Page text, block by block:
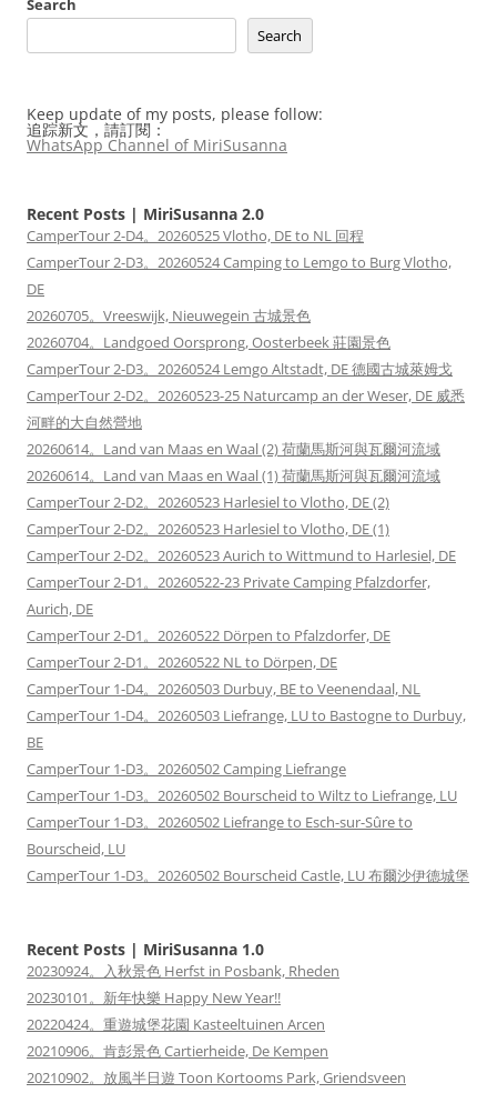
Search
Search
Keep update of my posts, please follow:
追踪新文，請訂閱：
WhatsApp Channel of MiriSusanna
Recent Posts | MiriSusanna 2.0
CamperTour 2-D4。20260525 Vlotho, DE to NL 回程
CamperTour 2-D3。20260524 Camping to Lemgo to Burg Vlotho,
DE
20260705。Vreeswijk, Nieuwegein 古城景色
20260704。Landgoed Oorsprong, Oosterbeek 莊園景色
CamperTour 2-D3。20260524 Lemgo Altstadt, DE 德國古城萊姆戈
CamperTour 2-D2。20260523-25 Naturcamp an der Weser, DE 威悉
河畔的大自然營地
20260614。Land van Maas en Waal (2) 荷蘭馬斯河與瓦爾河流域
20260614。Land van Maas en Waal (1) 荷蘭馬斯河與瓦爾河流域
CamperTour 2-D2。20260523 Harlesiel to Vlotho, DE (2)
CamperTour 2-D2。20260523 Harlesiel to Vlotho, DE (1)
CamperTour 2-D2。20260523 Aurich to Wittmund to Harlesiel, DE
CamperTour 2-D1。20260522-23 Private Camping Pfalzdorfer,
Aurich, DE
CamperTour 2-D1。20260522 Dörpen to Pfalzdorfer, DE
CamperTour 2-D1。20260522 NL to Dörpen, DE
CamperTour 1-D4。20260503 Durbuy, BE to Veenendaal, NL
CamperTour 1-D4。20260503 Liefrange, LU to Bastogne to Durbuy,
BE
CamperTour 1-D3。20260502 Camping Liefrange
CamperTour 1-D3。20260502 Bourscheid to Wiltz to Liefrange, LU
CamperTour 1-D3。20260502 Liefrange to Esch-sur-Sûre to
Bourscheid, LU
CamperTour 1-D3。20260502 Bourscheid Castle, LU 布爾沙伊德城堡
Recent Posts | MiriSusanna 1.0
20230924。入秋景色 Herfst in Posbank, Rheden
20230101。新年快樂 Happy New Year!!
20220424。重遊城堡花園 Kasteeltuinen Arcen
20210906。肯彭景色 Cartierheide, De Kempen
20210902。放風半日遊 Toon Kortooms Park, Griendsveen